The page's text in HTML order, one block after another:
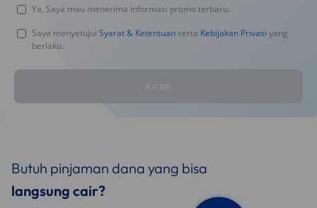
Ya, Saya mau menerima informasi promo terbaru.
Saya menyetujui Syarat & Ketentuan serta Kebijakan Privasi yang
berlaku.
Kirim
Butuh pinjaman dana yang bisa
langsung cair?